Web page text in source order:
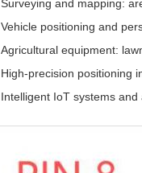
Surveying and mapping:
Vehicle positioning and
Agricultural equipment:
High-precision positioning
Intelligent IoT systems